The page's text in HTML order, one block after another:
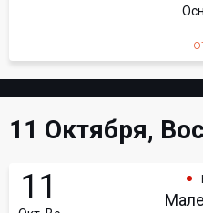
11 Октября,
11